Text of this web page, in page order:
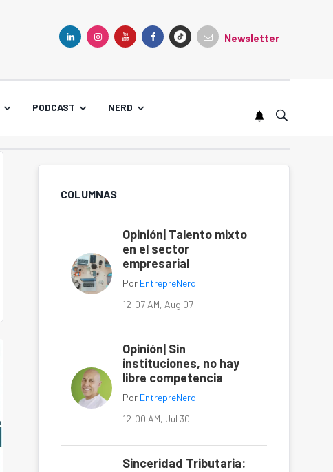
Newsletter
PODCAST NERD
COLUMNAS
Opinión| Talento mixto
en el sector
empresarial
Por EntrepreNerd
12:07 AM, Aug 07
Opinión| Sin
instituciones, no hay
libre competencia
Por EntrepreNerd
12:00 AM, Jul 30
Sinceridad Tributaria: